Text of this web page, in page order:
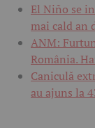
El Niño se
mai cald an
ANM:
România.
Caniculă
au ajuns la